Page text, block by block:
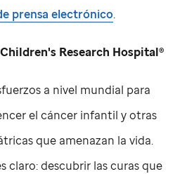
prensa electrónico.
Children's Research Hospital®
a nivel mundial para
el cáncer infantil y otras
que amenazan la vida.
claro: descubrir las curas que